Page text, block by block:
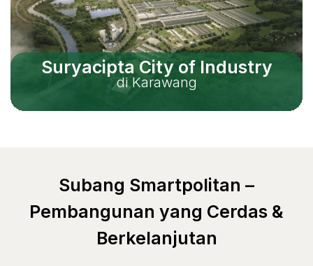
Suryacipta City of Industry
di Karawang
Subang Smartpolitan –
Pembangunan yang Cerdas &
Berkelanjutan